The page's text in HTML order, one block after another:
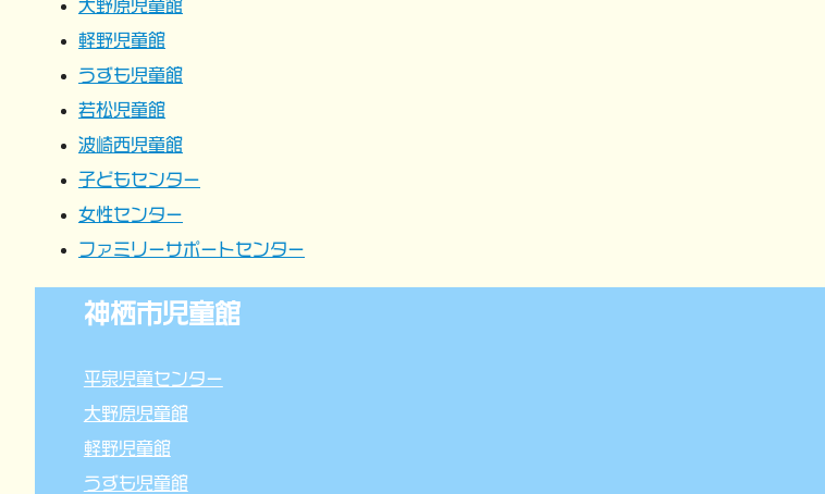
大野原児童館
軽野児童館
うずも児童館
若松児童館
波崎西児童館
子どもセンター
女性センター
ファミリーサポートセンター
神栖市児童館
平泉児童センター
大野原児童館
軽野児童館
うずも児童館